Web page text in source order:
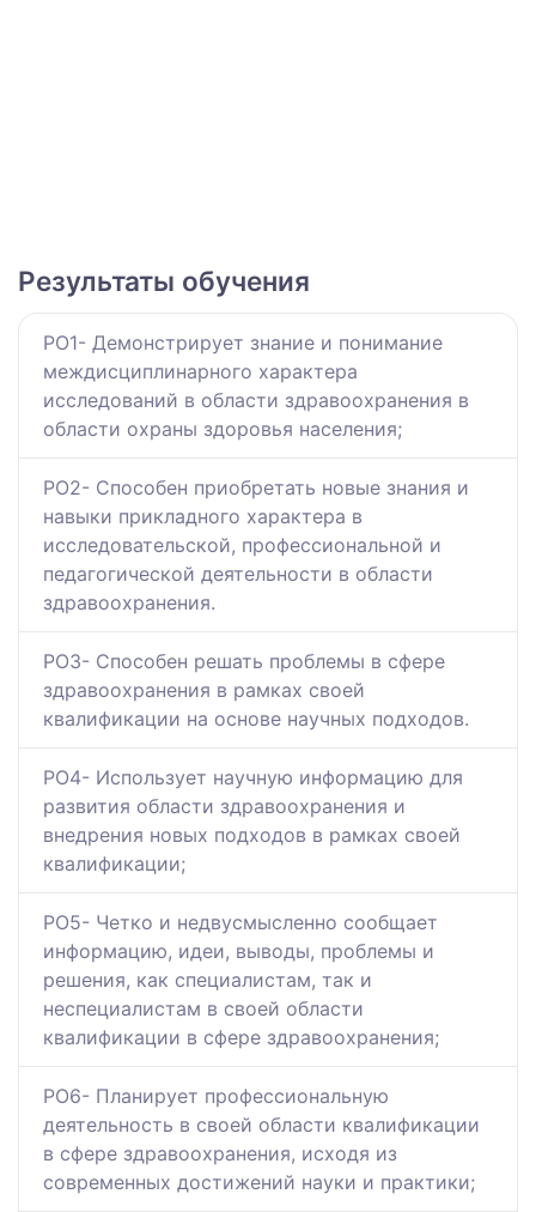
Результаты обучения
РО1- Демонстрирует знание и понимание
междисциплинарного характера
исследований в области здравоохранения в
области охраны здоровья населения;
РО2- Способен приобретать новые знания и
навыки прикладного характера в
исследовательской, профессиональной и
педагогической деятельности в области
здравоохранения.
РО3- Способен решать проблемы в сфере
здравоохранения в рамках своей
квалификации на основе научных подходов.
РО4- Использует научную информацию для
развития области здравоохранения и
внедрения новых подходов в рамках своей
квалификации;
РО5- Четко и недвусмысленно сообщает
информацию, идеи, выводы, проблемы и
решения, как специалистам, так и
неспециалистам в своей области
квалификации в сфере здравоохранения;
РО6- Планирует профессиональную
деятельность в своей области квалификации
в сфере здравоохранения, исходя из
современных достижений науки и практики;